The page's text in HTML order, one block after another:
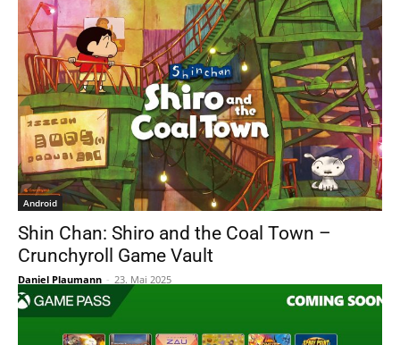
Android
Shin Chan: Shiro and the Coal Town –
Crunchyroll Game Vault
Daniel Plaumann - 23. Mai 2025